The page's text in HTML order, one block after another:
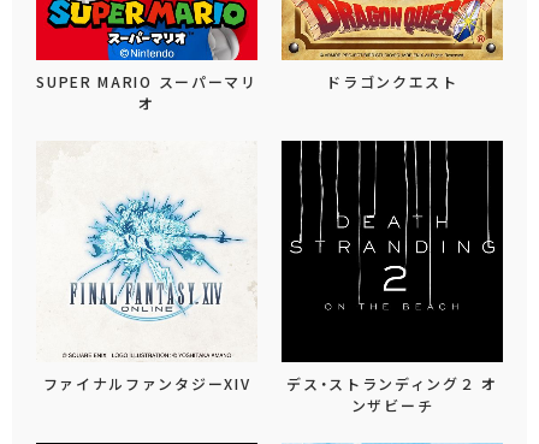
SUPER MARIO スーパーマリ
オ
ドラゴンクエスト
ファイナルファンタジーXIV
デス・ストランディング２ オ
ンザビーチ